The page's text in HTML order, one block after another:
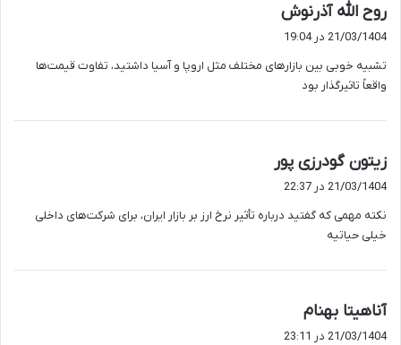
روح الله آذرنوش
:
21/03/1404 در 19:04
تشبیه خوبی بین بازارهای مختلف مثل اروپا و آسیا داشتید، تفاوت قیمت‌ها
واقعاً تاثیرگذار بود
زیتون گودرزی پور
:
21/03/1404 در 22:37
نکته مهمی که گفتید درباره تأثیر نرخ ارز بر بازار ایران، برای شرکت‌های داخلی
خیلی حیاتیه
آناهیتا بهنام
ف
21/03/1404 در 23:11